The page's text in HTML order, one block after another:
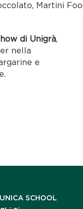
Martini
di Unigrà,
nella
e
UNICA SCHOOL